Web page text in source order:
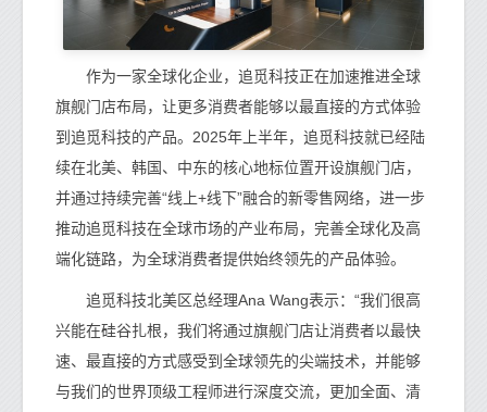
作为一家全球化企业，追觅科技正在加速推进全球
旗舰门店布局，让更多消费者能够以最直接的方式体验
到追觅科技的产品。2025年上半年，追觅科技就已经陆
续在北美、韩国、中东的核心地标位置开设旗舰门店，
并通过持续完善“线上+线下”融合的新零售网络，进一步
推动追觅科技在全球市场的产业布局，完善全球化及高
端化链路，为全球消费者提供始终领先的产品体验。
追觅科技北美区总经理Ana Wang表示：“我们很高
兴能在硅谷扎根，我们将通过旗舰门店让消费者以最快
速、最直接的方式感受到全球领先的尖端技术，并能够
与我们的世界顶级工程师进行深度交流，更加全面、清